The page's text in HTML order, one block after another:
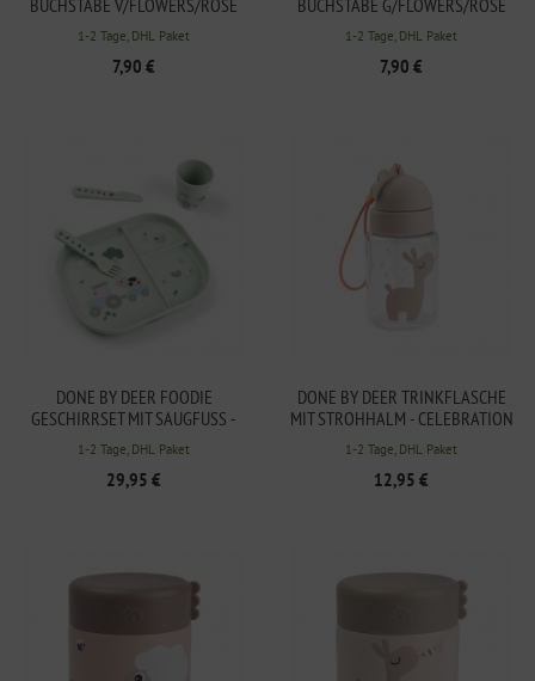
BUCHSTABE V/FLOWERS/ROSE
250ML
1-2 Tage, DHL Paket
7,90 €
BUCHSTABE G/FLOWERS/ROSE
250ML
1-2 Tage, DHL Paket
7,90 €
DONE BY DEER FOODIE
GESCHIRRSET MIT SAUGFUSS - T
INY FARM IN GRÜN
1-2 Tage, DHL Paket
29,95 €
DONE BY DEER TRINKFLASCHE
MIT STROHHALM - CELEBRATION
IN SAND 280ML
1-2 Tage, DHL Paket
12,95 €